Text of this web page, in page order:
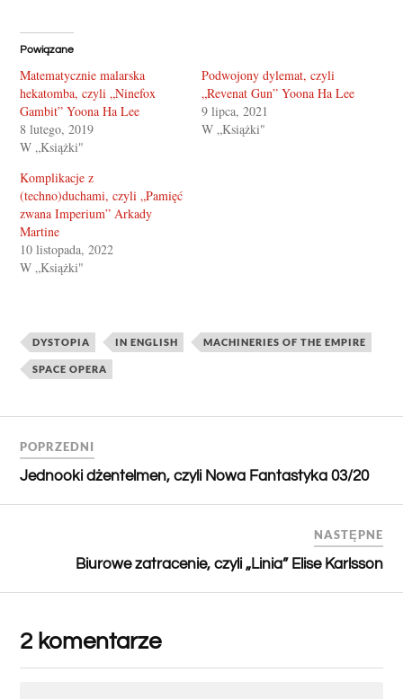
Powiązane
Matematycznie malarska
hekatomba, czyli „Ninefox
Gambit” Yoona Ha Lee
8 lutego, 2019
W „Książki"
Podwojony dylemat, czyli
„Revenat Gun” Yoona Ha Lee
9 lipca, 2021
W „Książki"
Komplikacje z
(techno)duchami, czyli „Pamięć
zwana Imperium” Arkady
Martine
10 listopada, 2022
W „Książki"
DYSTOPIA IN ENGLISH MACHINERIES OF THE EMPIRE
SPACE OPERA
POPRZEDNI
Jednooki dżentelmen, czyli Nowa Fantastyka 03/20
NASTĘPNE
Biurowe zatracenie, czyli „Linia” Elise Karlsson
2 komentarze